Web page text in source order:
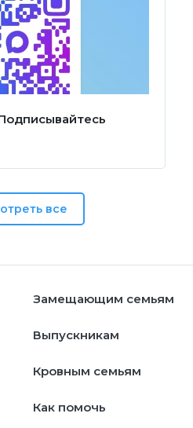
все
Замещающим семьям
Выпускникам
Кровным семьям
Как помочь